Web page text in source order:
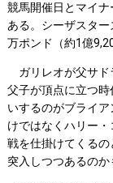
競馬開催日とマイ
ある。シーザスタ
万ポンド（約1億
ガリレオが父サド
父子が頂点に立つ
いするのがブライ
けではなくハリー
戦を仕掛けてくる
突入しつつあるのか